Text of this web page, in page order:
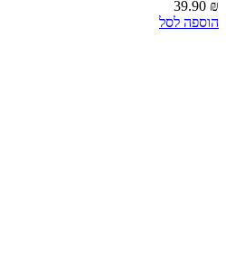
39.90 ₪
הוספה לסל